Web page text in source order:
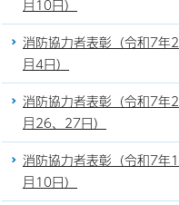
月10日）
消防協力者表彰（令和7年2
月4日）
消防協力者表彰（令和7年2
月26、27日）
消防協力者表彰（令和7年1
月10日）